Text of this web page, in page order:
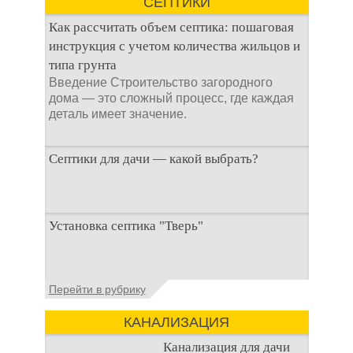
выгребных ям – это
специальные
Как рассчитать объем септика: пошаговая
инструкция с учетом количества жильцов и
типа грунта
Введение Строительство загородного
дома — это сложный процесс, где каждая
деталь имеет значение.
Септики для дачи — какой выбрать?
При строительстве дачи одной из
первоочередных задач становится
Установка септика "Тверь"
Установка септика Тверь - важнейший
аспект утилизации сточных вод в частных
домах и на загородных
Перейти в рубрику
КАНАЛИЗАЦИЯ
Канализация для дачи